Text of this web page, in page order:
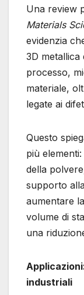
Una review
Materials
evidenzia
3D
processo,
materiale,
legate ai
Questo
più
della
supporto
aumentare
volume di
una
industriali